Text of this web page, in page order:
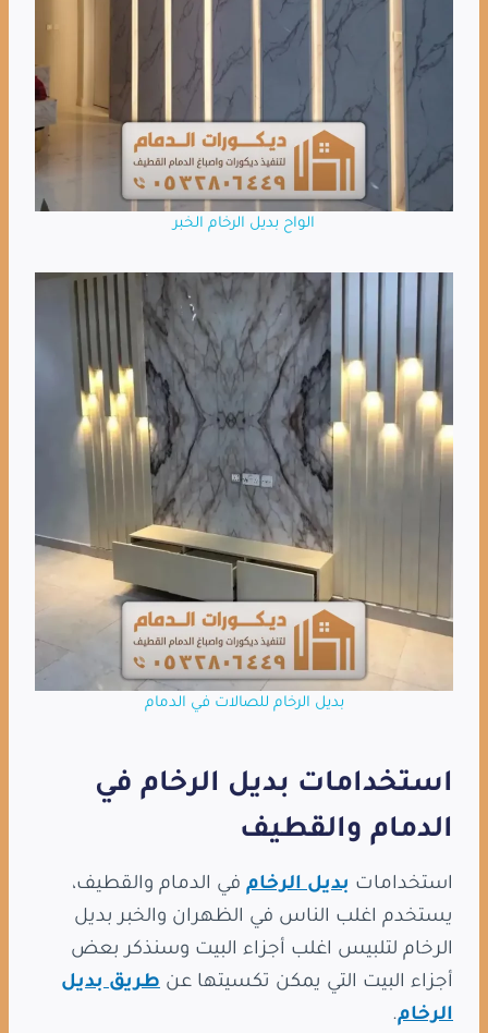
الواح بديل الرخام الخبر
بديل الرخام للصالات في الدمام
استخدامات بديل الرخام في
الدمام والقطيف
استخدامات بديل الرخام في الدمام والقطيف،
يستخدم اغلب الناس في الظهران والخبر بديل
الرخام لتلبيس اغلب أجزاء البيت وسنذكر بعض
أجزاء البيت التي يمكن تكسيتها عن طريق بديل
الرخام.